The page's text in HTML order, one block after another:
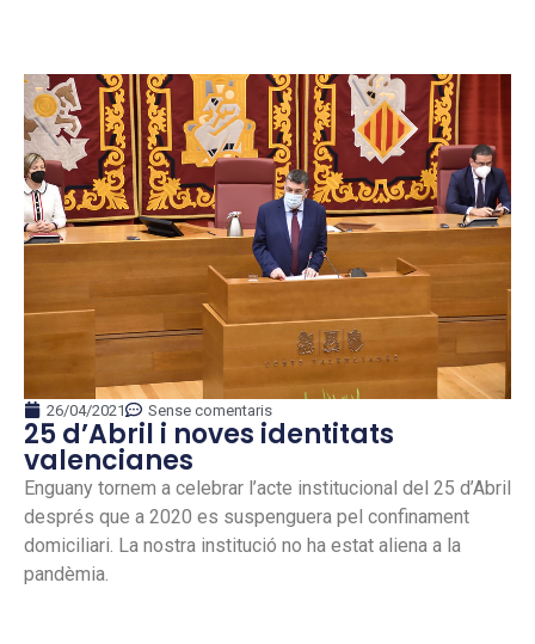
26/04/2021 Sense comentaris
25 d’Abril i noves identitats
valencianes
Enguany tornem a celebrar l’acte institucional del 25 d’Abril
després que a 2020 es suspenguera pel confinament
domiciliari. La nostra institució no ha estat aliena a la
pandèmia.